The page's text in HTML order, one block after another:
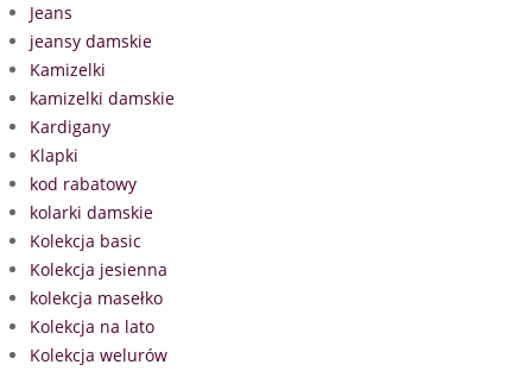
Jeans
jeansy damskie
Kamizelki
kamizelki damskie
Kardigany
Klapki
kod rabatowy
kolarki damskie
Kolekcja basic
Kolekcja jesienna
kolekcja masełko
Kolekcja na lato
Kolekcja welurów